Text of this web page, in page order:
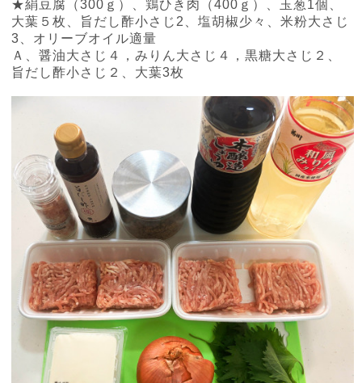
★絹豆腐（300 ｇ）、鶏ひき肉（400 ｇ）、玉葱1個、
大葉５枚、旨だし酢小さじ2 、塩胡椒少々、米粉大さじ
3、オリーブオイル適量
Ａ、醤油大さじ４，みりん大さじ４，黒糖大さじ２、
旨だし酢小さじ２、大葉3枚